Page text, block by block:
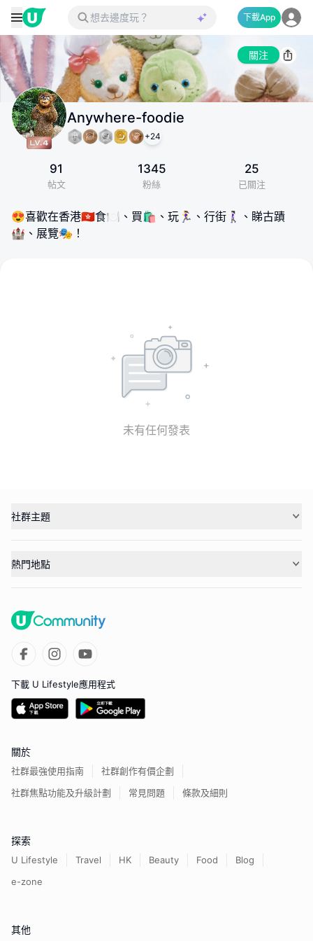
下載App
關注
Anywhere-foodie
+24
91
帖文
1345
粉絲
25
已關注
😍喜歡在香港🇭🇰食🍽️、買🛍️、玩🏃‍♀️、行街🚶🏻‍♀️、睇古蹟
🏰、展覽🎭！
未有任何發表
社群主題
熱門地點
下載 U Lifestyle應用程式
關於
社群最強使用指南
社群創作有價企劃
社群焦點功能及升級計劃
常見問題 條款及細則
探索
U Lifestyle Travel HK Beauty Food
Blog
e-zone
其他